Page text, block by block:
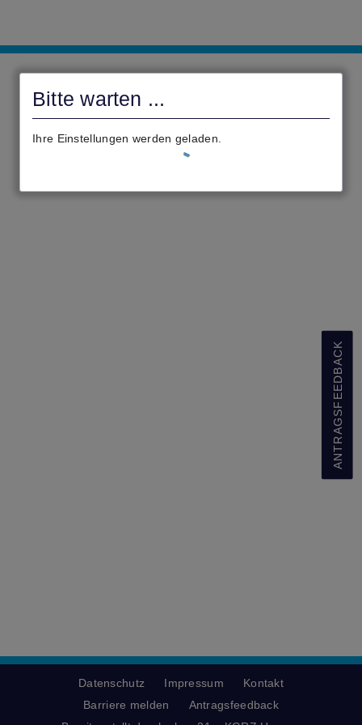
Bitte warten ...
Ihre Einstellungen werden geladen.
ANTRAGSFEEDBACK
Datenschutz Impressum
Kontakt
Barriere melden
Antragsfeedback